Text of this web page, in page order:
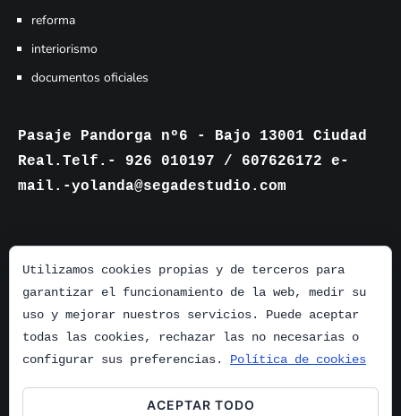
reforma
interiorismo
documentos oficiales
Pasaje Pandorga nº6 - Bajo 13001 Ciudad
Real.Telf.- 926 010197 / 607626172 e-
mail.-yolanda@segadestudio.com
Utilizamos cookies propias y de terceros para
garantizar el funcionamiento de la web, medir su
uso y mejorar nuestros servicios. Puede aceptar
todas las cookies, rechazar las no necesarias o
configurar sus preferencias. Política de cookies
ACEPTAR TODO